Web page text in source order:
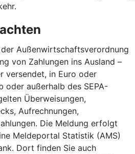
Außenwirtschaftsverordnung
von Zahlungen ins Ausland –
versendet, in Euro oder
oder außerhalb des SEPA-
Überweisungen,
Aufrechnungen,
Die Meldung erfolgt
Meldeportal Statistik (AMS)
Dort finden Sie auch